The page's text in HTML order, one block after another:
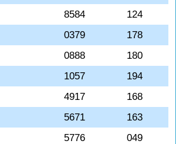
8584
124
0379
178
0888
180
1057
194
4917
168
5671
163
5776
049